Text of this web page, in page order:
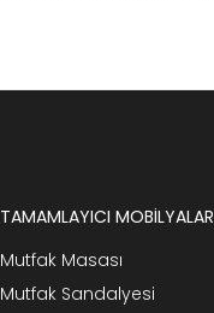
TAMAMLAYICI MOBİLYALAR
Mutfak Masası
Mutfak Sandalyesi